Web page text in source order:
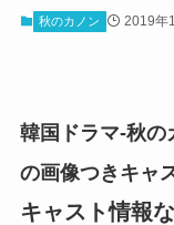
秋のカノン 2019年
韓国ドラマ-秋の
の画像つきキャ
キャスト情報